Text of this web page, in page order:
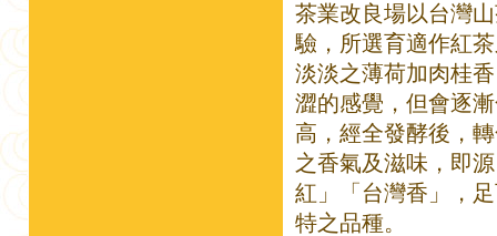
茶業改良場以台灣
驗，所選育適作紅
淡淡之薄荷加肉桂
澀的感覺，但會逐
高，經全發酵後，
之香氣及滋味，即
紅」「台灣香」，
特之品種。